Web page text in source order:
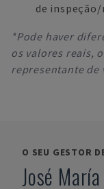
de
*Pode haver
os valores reais,
representante de
O SEU GESTOR
José